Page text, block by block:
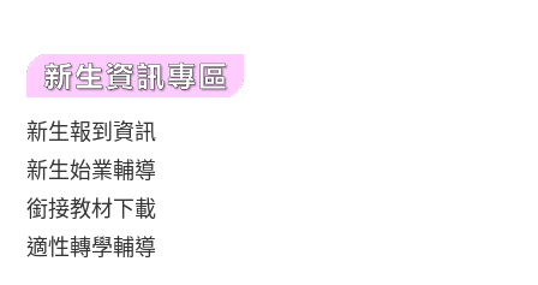
新生報到資訊
新生始業輔導
銜接教材下載
適性轉學輔導